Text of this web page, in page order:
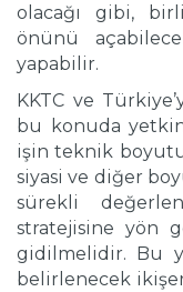
olacağı gibi,
önünü
yapabilir.
KKTC ve
bu konuda
işin teknik
siyasi ve diğer
sürekli
stratejisine yön
gidilmelidir. Bu
belirlenecek